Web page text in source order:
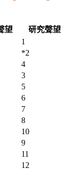
望
研究聲望
1
*2
4
3
5
6
7
8
10
9
11
12